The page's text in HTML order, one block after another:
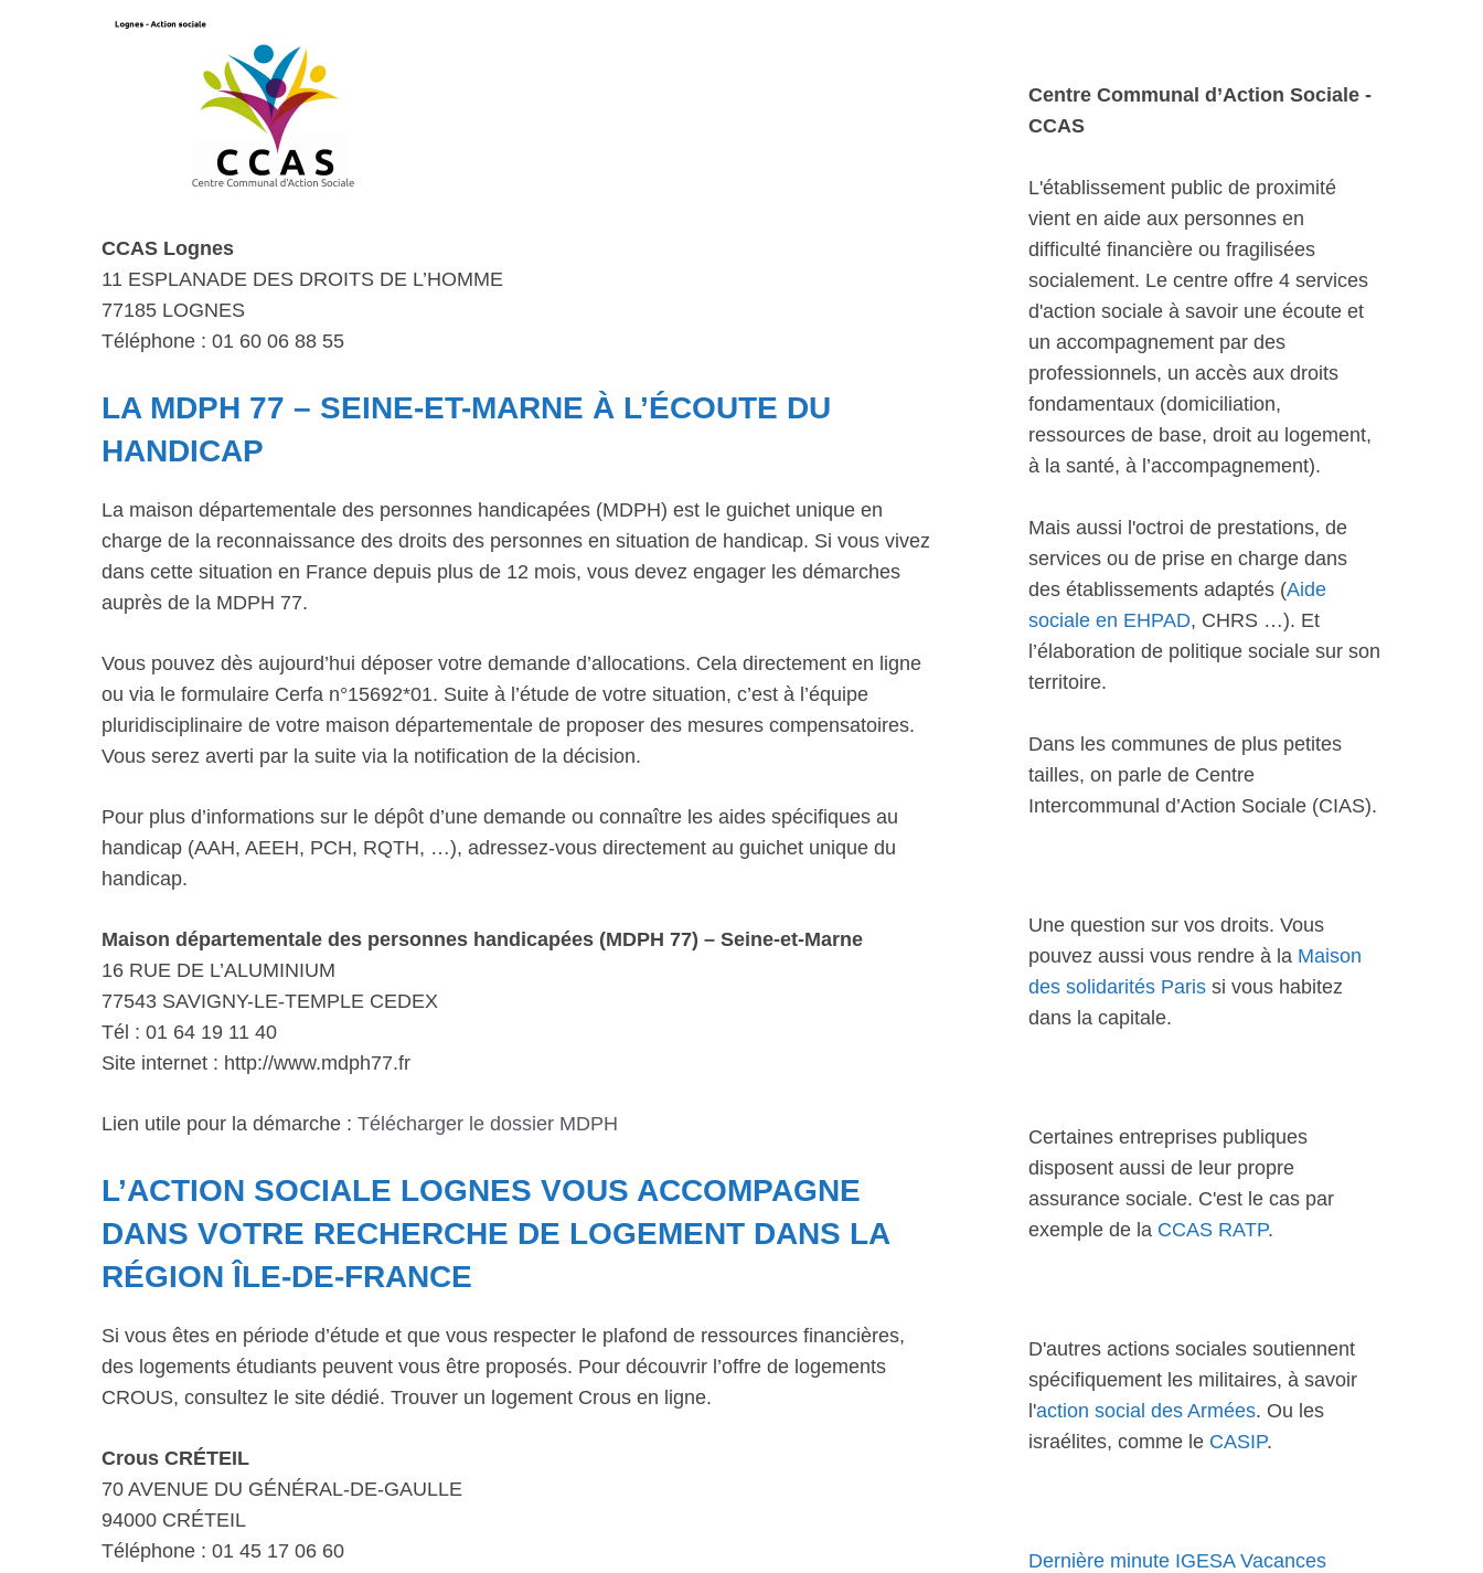
CCAS Lognes
11 ESPLANADE DES DROITS DE L’HOMME
77185 LOGNES
Téléphone : 01 60 06 88 55
LA MDPH 77 – SEINE-ET-MARNE À L’ÉCOUTE DU
HANDICAP
La maison départementale des personnes handicapées (MDPH) est le guichet unique en
charge de la reconnaissance des droits des personnes en situation de handicap. Si vous vivez
dans cette situation en France depuis plus de 12 mois, vous devez engager les démarches
auprès de la MDPH 77.
Vous pouvez dès aujourd’hui déposer votre demande d’allocations. Cela directement en ligne
ou via le formulaire Cerfa n°15692*01. Suite à l’étude de votre situation, c’est à l’équipe
pluridisciplinaire de votre maison départementale de proposer des mesures compensatoires.
Vous serez averti par la suite via la notification de la décision.
Pour plus d’informations sur le dépôt d’une demande ou connaître les aides spécifiques au
handicap (AAH, AEEH, PCH, RQTH, …), adressez-vous directement au guichet unique du
handicap.
Maison départementale des personnes handicapées (MDPH 77) – Seine-et-Marne
16 RUE DE L’ALUMINIUM
77543 SAVIGNY-LE-TEMPLE CEDEX
Tél : 01 64 19 11 40
Site internet : http://www.mdph77.fr
Lien utile pour la démarche : Télécharger le dossier MDPH
L’ACTION SOCIALE LOGNES VOUS ACCOMPAGNE
DANS VOTRE RECHERCHE DE LOGEMENT DANS LA
RÉGION ÎLE-DE-FRANCE
Si vous êtes en période d’étude et que vous respecter le plafond de ressources financières,
des logements étudiants peuvent vous être proposés. Pour découvrir l’offre de logements
CROUS, consultez le site dédié. Trouver un logement Crous en ligne.
Crous CRÉTEIL
70 AVENUE DU GÉNÉRAL-DE-GAULLE
94000 CRÉTEIL
Téléphone : 01 45 17 06 60
Centre Communal d’Action Sociale -
CCAS
L'établissement public de proximité
vient en aide aux personnes en
difficulté financière ou fragilisées
socialement. Le centre offre 4 services
d'action sociale à savoir une écoute et
un accompagnement par des
professionnels, un accès aux droits
fondamentaux (domiciliation,
ressources de base, droit au logement,
à la santé, à l’accompagnement).
Mais aussi l'octroi de prestations, de
services ou de prise en charge dans
des établissements adaptés (Aide
sociale en EHPAD, CHRS …). Et
l’élaboration de politique sociale sur son
territoire.
Dans les communes de plus petites
tailles, on parle de Centre
Intercommunal d’Action Sociale (CIAS).
Une question sur vos droits. Vous
pouvez aussi vous rendre à la Maison
des solidarités Paris si vous habitez
dans la capitale.
Certaines entreprises publiques
disposent aussi de leur propre
assurance sociale. C'est le cas par
exemple de la CCAS RATP.
D'autres actions sociales soutiennent
spécifiquement les militaires, à savoir
l'action social des Armées. Ou les
israélites, comme le CASIP.
Dernière minute IGESA Vacances